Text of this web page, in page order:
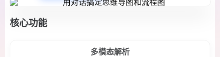
核心功能
多模态解析